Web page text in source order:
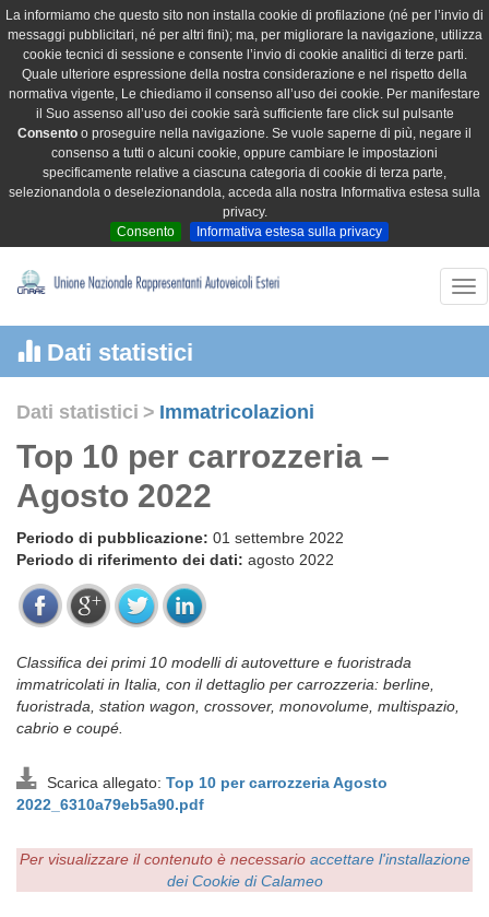
La informiamo che questo sito non installa cookie di profilazione (né per l’invio di
messaggi pubblicitari, né per altri fini); ma, per migliorare la navigazione, utilizza
cookie tecnici di sessione e consente l’invio di cookie analitici di terze parti.
Quale ulteriore espressione della nostra considerazione e nel rispetto della
normativa vigente, Le chiediamo il consenso all’uso dei cookie. Per manifestare
il Suo assenso all’uso dei cookie sarà sufficiente fare click sul pulsante
Consento o proseguire nella navigazione. Se vuole saperne di più, negare il
consenso a tutti o alcuni cookie, oppure cambiare le impostazioni
specificamente relative a ciascuna categoria di cookie di terza parte,
selezionandola o deselezionandola, acceda alla nostra Informativa estesa sulla
privacy.
Consento
Informativa estesa sulla privacy
Dati statistici
Dati statistici > Immatricolazioni
Top 10 per carrozzeria –
Agosto 2022
Periodo di pubblicazione: 01 settembre 2022
Periodo di riferimento dei dati: agosto 2022
Classifica dei primi 10 modelli di autovetture e fuoristrada
immatricolati in Italia, con il dettaglio per carrozzeria: berline,
fuoristrada, station wagon, crossover, monovolume, multispazio,
cabrio e coupé.
Scarica allegato: Top 10 per carrozzeria Agosto
2022_6310a79eb5a90.pdf
Per visualizzare il contenuto è necessario accettare l'installazione
dei Cookie di Calameo